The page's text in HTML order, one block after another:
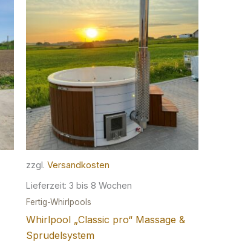
zzgl. Versandkosten
Lieferzeit: 3 bis 8 Wochen
Fertig-Whirlpools
Whirlpool „Classic pro“ Massage &
Sprudelsystem